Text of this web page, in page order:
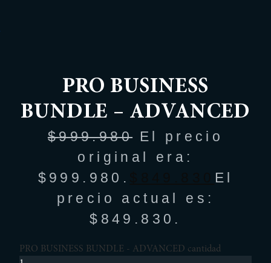
PRO BUSINESS
BUNDLE – ADVANCED
$999.980 El precio
original era:
$999.980.
El
precio actual es:
$849.830.
PRO BUSINESS BUNDLE - ADVANCED cantidad